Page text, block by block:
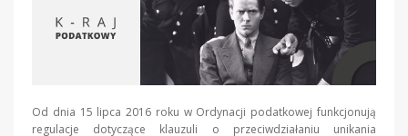
Od dnia 15 lipca 2016 roku w Ordynacji podatkowej funkcjonują
regulacje dotyczące klauzuli o przeciwdziałaniu unikania